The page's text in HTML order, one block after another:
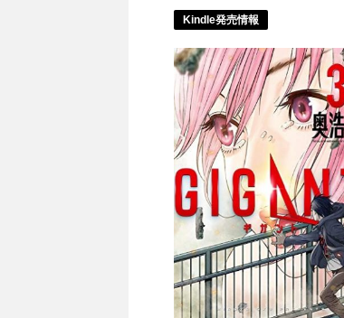
Kindle発売情報